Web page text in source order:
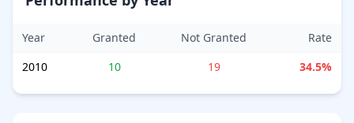
Year Granted Not Granted
Rate
2010
10 19 34.5%